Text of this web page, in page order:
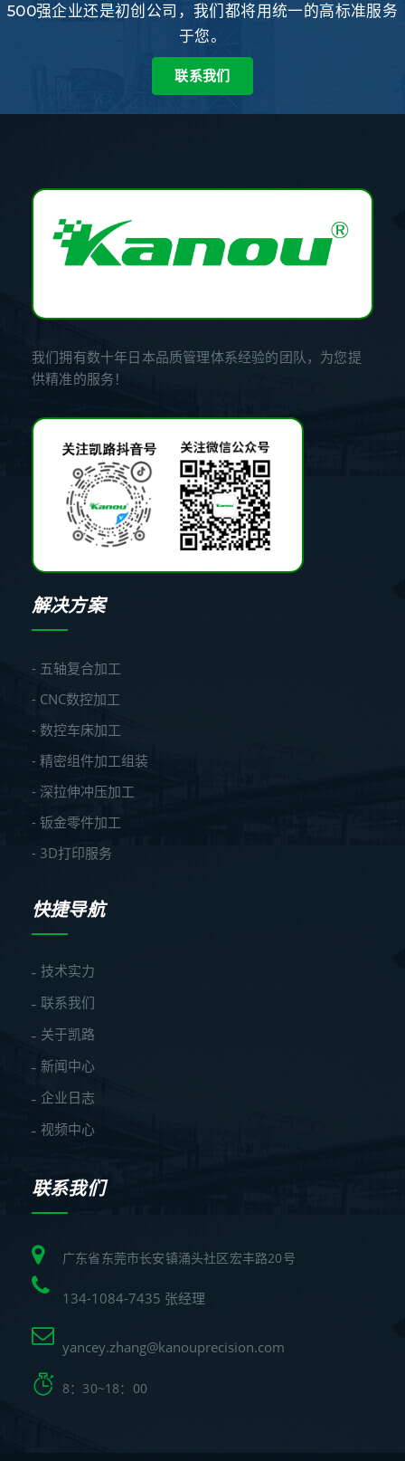
500强企业还是初创公司，我们都将用统一的高标准服务
于您。
联系我们
我们拥有数十年日本品质管理体系经验的团队，为您提
供精准的服务！
解决方案
- 五轴复合加工
- CNC数控加工
- 数控车床加工
- 精密组件加工组装
- 深拉伸冲压加工
- 钣金零件加工
- 3D打印服务
快捷导航
技术实力
联系我们
关于凯路
新闻中心
企业日志
视频中心
联系我们
广东省东莞市长安镇涌头社区宏丰路20号
134-1084-7435 张经理
yancey.zhang@kanouprecision.com
8：30~18：00